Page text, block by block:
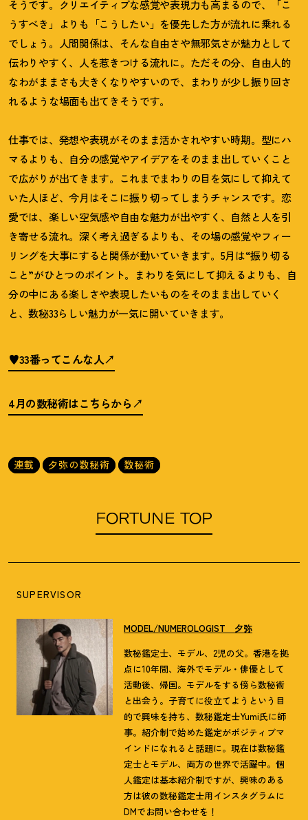
そうです。クリエイティブな感覚や表現力も高まるので、「こ
うすべき」よりも「こうしたい」を優先した方が流れに乗れる
でしょう。人間関係は、そんな自由さや無邪気さが魅力として
伝わりやすく、人を惹きつける流れに。ただその分、自由人的
なわがままさも大きくなりやすいので、まわりが少し振り回さ
れるような場面も出てきそうです。
仕事では、発想や表現がそのまま活かされやすい時期。型にハ
マるよりも、自分の感覚やアイデアをそのまま出していくこと
で広がりが出てきます。これまでまわりの目を気にして抑えて
いた人ほど、今月はそこに振り切ってしまうチャンスです。恋
愛では、楽しい空気感や自由な魅力が出やすく、自然と人を引
き寄せる流れ。深く考え過ぎるよりも、その場の感覚やフィー
リングを大事にすると関係が動いていきます。 5月は“振り切る
こと”がひとつのポイント。まわりを気にして抑えるよりも、自
分の中にある楽しさや表現したいものをそのまま出していく
と、数秘33らしい魅力が一気に開いていきます。
♥33番ってこんな人
4月の数秘術はこちらから
連載 夕弥の数秘術 数秘術
FORTUNE TOP
SUPERVISOR
MODEL/NUMEROLOGIST 夕弥
数秘鑑定士、モデル、2児の父。香港を拠
点に10年間、海外でモデル・俳優として
活動後、帰国。モデルをする傍ら数秘術
と出会う。子育てに役立てようという目
的で興味を持ち、数秘鑑定士Yumi氏に師
事。紹介制で始めた鑑定がポジティブマ
インドになれると話題に。現在は数秘鑑
定士とモデル、両方の世界で活躍中。個
人鑑定は基本紹介制ですが、興味のある
方は彼の数秘鑑定士用インスタグラムに
DMでお問い合わせを！